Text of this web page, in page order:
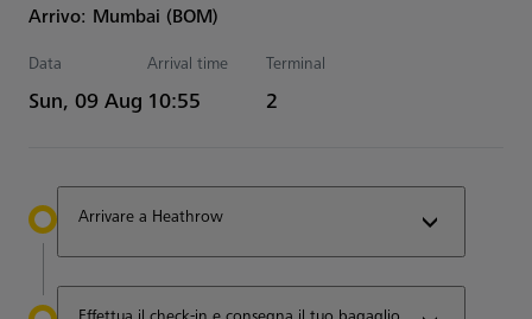
Arrivo: Mumbai (BOM)
Data
Sun, 09 Aug
Arrival time
Estimated Tempo
10:55
Terminal
2
Arrivare a Heathrow